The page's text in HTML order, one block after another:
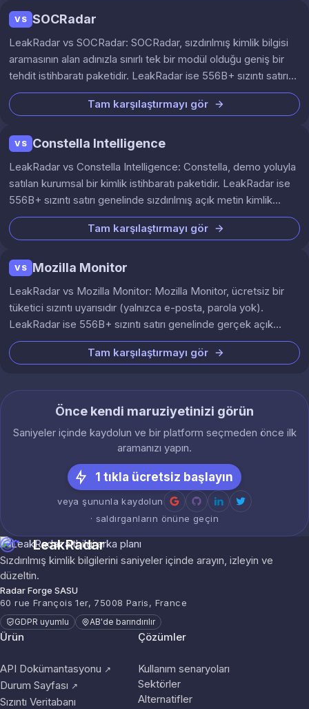
VS SOCRadar
LeakRadar vs SOCRadar: SOCRadar, sızdırılmış kimlik bilgisi
aramasının alan adınızla sınırlı tek bir modül olduğu geniş bir
tehdit istihbaratı paketidir. LeakRadar ise 556B+ sızıntı satırı
genelinde odaklı, self servis açık metin kimlik bilgisi
aramasıdır.
Tam karşılaştırmayı gör
VS Constella Intelligence
LeakRadar vs Constella Intelligence: Constella, demo yoluyla
satılan kurumsal bir kimlik istihbaratı paketidir. LeakRadar ise
556B+ sızıntı satırı genelinde sızdırılmış açık metin kimlik
bilgilerinin self servis, şeffaf aramasını sunar.
Tam karşılaştırmayı gör
VS Mozilla Monitor
LeakRadar vs Mozilla Monitor: Mozilla Monitor, ücretsiz bir
tüketici sızıntı uyarısıdır (yalnızca e-posta, parola yok).
LeakRadar ise 556B+ sızıntı satırı genelinde gerçek açık
metin kimlik bilgilerini, stealer loglarını ve alan adı izlemesini
ortaya çıkarır.
Tam karşılaştırmayı gör
Önce kendi maruziyetinizi görün
Saniyeler içinde kaydolun ve bir platform seçmeden önce ilk
aramanızı yapın.
1 tıkla ücretsiz başlayın
veya şununla kaydolun
· saldırganların önüne geçin
LeakRadar
Sızdırılmış kimlik bilgilerini saniyeler içinde arayın, izleyin ve
düzeltin.
Radar Forge SASU
60 rue François 1er, 75008 Paris, France
GDPR uyumlu AB'de barındırılır
Ürün
API Dokümantasyonu ↗
Durum Sayfası ↗
Sızıntı Veritabanı
Çözümler
Kullanım senaryoları
Sektörler
Alternatifler